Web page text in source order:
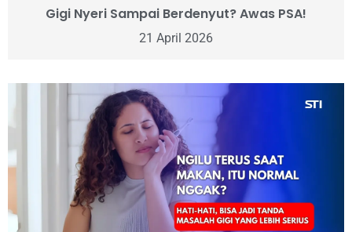
Gigi Nyeri Sampai Berdenyut? Awas PSA!
21 April 2026